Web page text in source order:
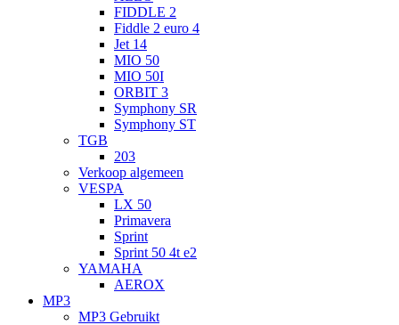
FIDDLE 2
Fiddle 2 euro 4
Jet 14
MIO 50
MIO 50I
ORBIT 3
Symphony SR
Symphony ST
TGB
203
Verkoop algemeen
VESPA
LX 50
Primavera
Sprint
Sprint 50 4t e2
YAMAHA
AEROX
MP3
MP3 Gebruikt